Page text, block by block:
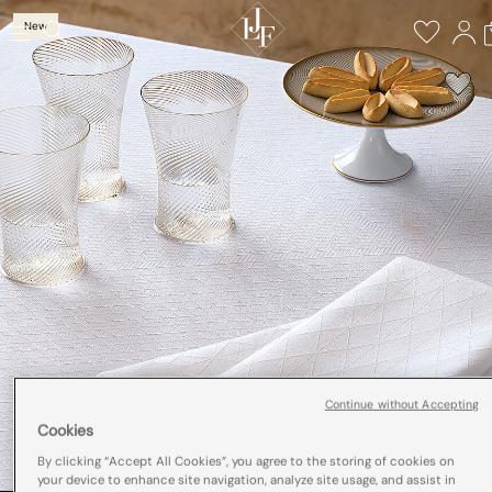
New
Cookies
By clicking “Accept All Cookies”, you agree to the storing of cookies on
your device to enhance site navigation, analyze site usage, and assist in
Continue without Accepting